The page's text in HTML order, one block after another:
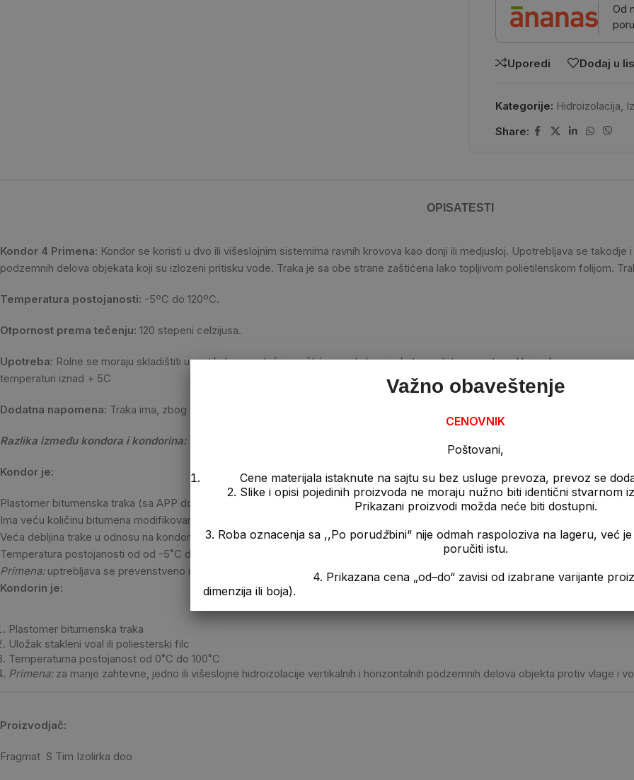
Od
Uporedi Dodaj u
Kategorije: Hidroizolacija,
Share:
OPISATESTI
Kondor 4 Primena: Kondor se koristi u dvo ili višeslojnim sistemima ravnih krovova kao donji ili medjusloj. Upotrebljava se
podzemnih delova objekata koji su izlozeni pritisku vode. Traka je sa obe strane zaštićena lako topljivom polietilenskom folijom.
Temperatura postojanosti: -5ºC do 120ºC.
Otpornost prema tečenju: 120 stepeni celzijusa.
Upotreba: Rolne se moraju skladištiti u vertikalnom položaju zaštićene od vlage i ekstremnih temperatura. U zimsko vreme
temperaturi iznad + 5C
Dodatna napomena: Traka ima, zbog dodatka APP-a, povećanu otpornost na starenje, UV zrečenje i visoke temperature.
Razlika između kondora i kondorina:
Kondor je:
Plastomer bitumenska traka (sa APP dodacima)
Ima veću količinu bitumena modifikovanog APP-om
Veća debljina trake u odnosu na kondorin
Temperatura postojanosti od od -5˚C do 120˚C.
Primena:uptrebljava se prevenstveno u nadzemnim hidroiolacionim sistemima gde su povećani zahtevi postojanosti na viskokim i
Kondorin je:
Plastomer bitumenska traka
Uložak stakleni voal ili poliesterski filc
Temperaturna postojanost od 0˚C do 100˚C
Primena:za manje zahtevne, jedno ili višeslojne hidroizolacije vertikalnih i horizontalnih podzemnih delova objekta protiv vlage i
Proizvodjač:
Fragmat S Tim Izolirka doo
Važno obaveštenje
CENOVNIK
Poštovani,
Cene materijala istaknute na sajtu su bez usluge prevoza, prevoz se
2. Slike i opisi pojedinih proizvoda ne moraju nužno biti identični stvarnom
Prikazani proizvodi možda neće biti dostupni.
3. Roba oznacenja sa ,,Po porudžbini“ nije odmah raspoloziva na lageru, već
poručiti istu.
4. Prikazana cena „od–do“ zavisi od izabrane varijante
dimenzija ili boja).